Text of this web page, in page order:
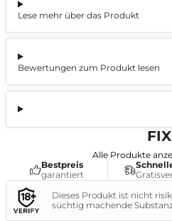
Lese mehr über das Produkt
Bewertungen zum Produkt lesen
FIX
Alle Produkte
Bestpreis
garantiert
Dieses Produkt ist nicht
süchtig machende